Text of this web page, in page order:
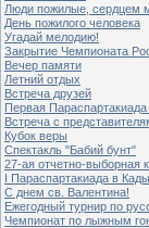
Люди пожилые, сердцем
День пожилого человека
Угадай мелодию!
Закрытие Чемпионата
Вечер памяти
Летний отдых
Встреча друзей
Первая
Встреча с
Кубок веры
Спектакль "Бабий бунт"
27-ая отчетно-
I Параспартакиада в
С днем св. Валентина!
Ежегодный турнир по
Чемпионат по лыжным